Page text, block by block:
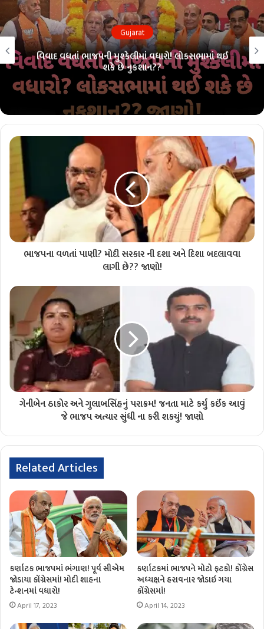
Gujarat
લોકસભા ચૂંટણી પહેલાં ભાજપમાં ભંગાણ?? 26 માંથી
પરંપરા તૂટશે?? જાણો!!
ભાજપના વળતાં પાણી? મોદી સરકાર ની દશા અને દિશા બદલાવવા
લાગી છે?? જાણો!
ગેનીબેન ઠાકોર અને ગુલાબસિંહનું પરાક્રમ! જનતા માટે કર્યું કઈંક આવું
જે ભાજપ અત્યાર સુંધી ના કરી શકયું! જાણો
Related Articles
કર્ણાટક ભાજપમાં ભંગાણ! પૂર્વ સીએમ
જોડાયા કોંગ્રેસમાં! મોદી શાહના
ટેન્શનમાં વધારો!
April 17, 2023
કર્ણાટકમાં ભાજપને મોટો ફટકો! કોંગ્રેસ
અધ્યક્ષને હરાવનાર જોડાઇ ગયા
કોંગ્રેસમાં!
April 14, 2023